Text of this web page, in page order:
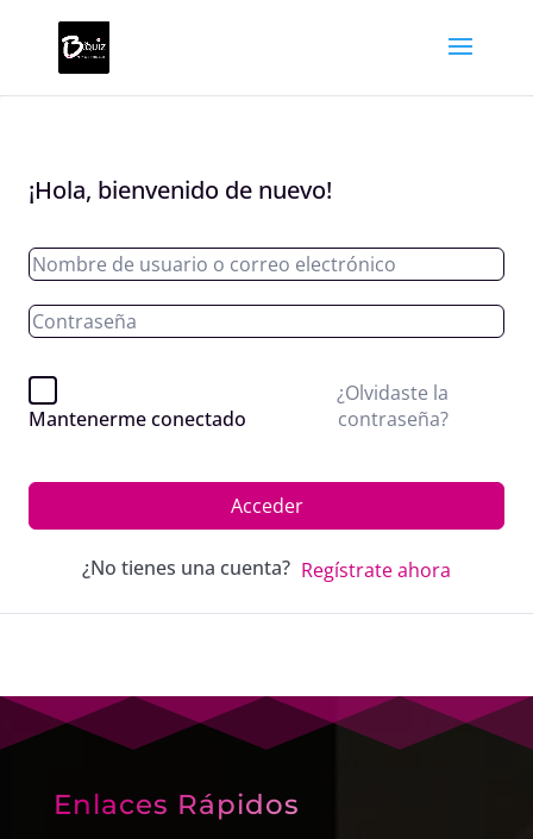
¡Hola, bienvenido de nuevo!
Mantenerme conectado
¿Olvidaste la
contraseña?
Acceder
¿No tienes una cuenta? Regístrate ahora
Enlaces Rápidos